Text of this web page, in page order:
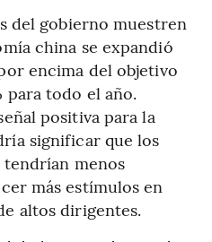
del gobierno muestren
china se expandió
encima del objetivo
todo el año.
positiva para la
significar que los
menos
más estímulos en
altos dirigentes.